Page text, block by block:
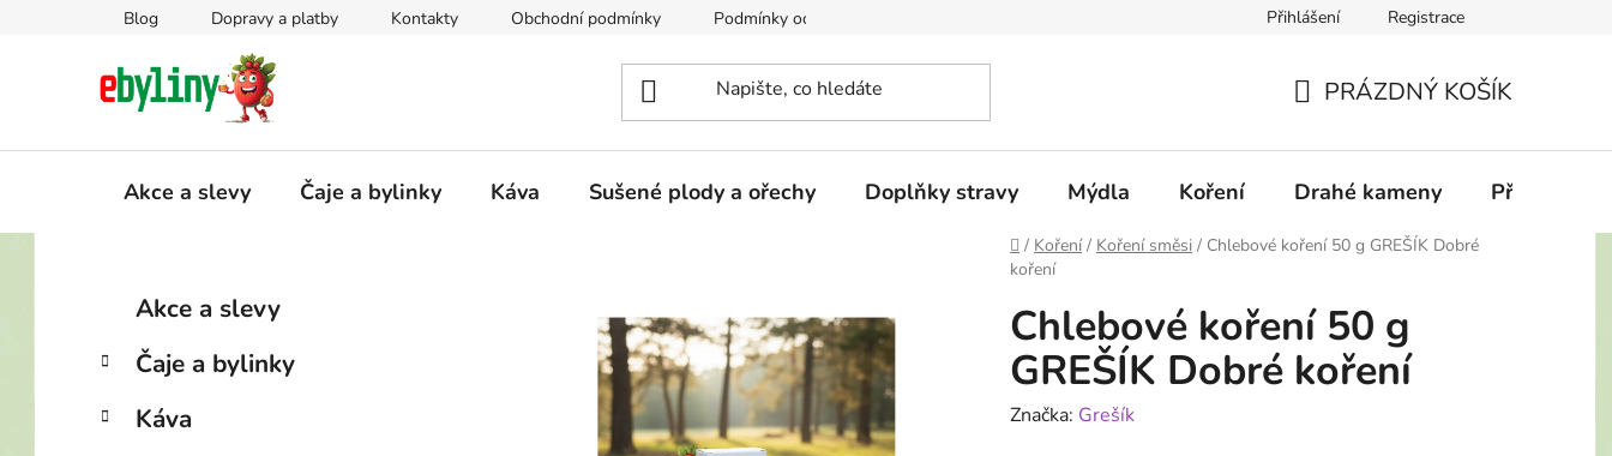
Blog Dopravy a platby Kontakty Obchodní podmínky Podmínky ochrany osobních údajů Přihlášení Registrace
KOŠÍK
PRÁZDNÝ KOŠÍK
Akce a slevy Čaje a bylinky Káva Sušené plody a ořechy Doplňky stravy Mýdla Koření Drahé kameny
Domů
/ Koření / Koření směsi / Chlebové koření 50 g GREŠÍK Dobré
koření
s
r
Přeskočit
kategorie
e
o
Akce a slevy
Čaje a bylinky
Káva
Chlebové koření 50 g
GREŠÍK Dobré koření
Značka: Grešík